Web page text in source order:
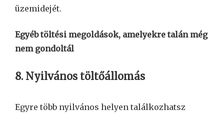
üzemidejét.
Egyéb töltési megoldások, amelyekre talán még
nem gondoltál
8. Nyilvános töltőállomás
Egyre több nyilvános helyen találkozhatsz